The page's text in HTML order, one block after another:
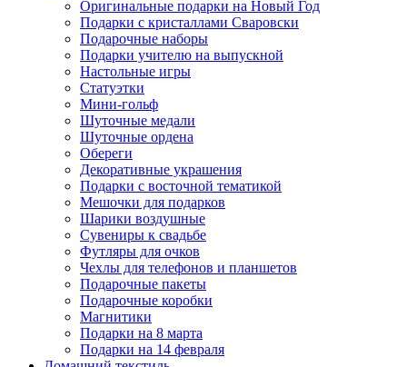
Оригинальные подарки на Новый Год
Подарки с кристаллами Сваровски
Подарочные наборы
Подарки учителю на выпускной
Настольные игры
Статуэтки
Мини-гольф
Шуточные медали
Шуточные ордена
Обереги
Декоративные украшения
Подарки с восточной тематикой
Мешочки для подарков
Шарики воздушные
Сувениры к свадьбе
Футляры для очков
Чехлы для телефонов и планшетов
Подарочные пакеты
Подарочные коробки
Магнитики
Подарки на 8 марта
Подарки на 14 февраля